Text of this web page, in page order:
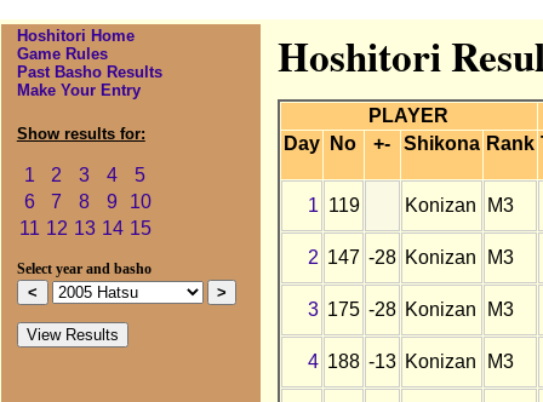
Hoshitori Home
Game Rules
Past Basho Results
Make Your Entry
Show results for:
1 2 3 4
5
6
7 8 9
10
11 12 13 14 15
Select year and basho
Hoshitori
PLAYER
Day
No +- Shikona Rank
1 119 Konizan M3
2 147 -28 Konizan M3
3 175 -28 Konizan M3
4 188 -13 Konizan M3